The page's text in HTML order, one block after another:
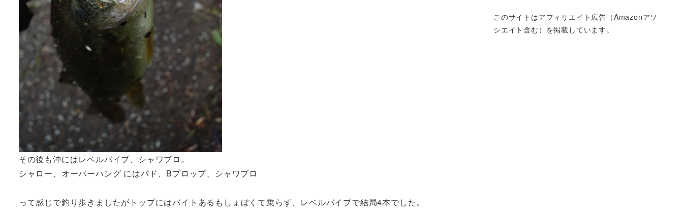
その後も沖にはレベルバイブ、シャワブロ。
シャロー、オーバーハング にはバド、Bプロップ、シャワブロ
って感じで釣り歩きましたがトップにはバイトあるもしょぼくて乗らず、レベルバイブで結局4本でした。
このサイトはアフィリエイト広告（Amazonアソ
シエイト含む）を掲載しています。